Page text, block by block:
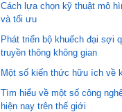
Cách lựa chọn kỹ thuật mô
và tối ưu
Phát triển bộ khuếch đại sợi
truyền thông không gian
Một số kiến thức hữu ích về
Tìm hiểu về một số công
hiện nay trên thế giới